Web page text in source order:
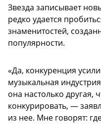
Звезда записывает
редко удается
знаменитостей,
популярности.
«Да, конкуренция
музыкальная
она настолько другая,
конкурировать, —
из нее. Мне говорят: